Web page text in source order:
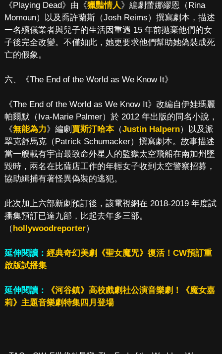
《Playing Dead》由《獵豔情人》編劇蕾娜繆恩（Rina
Momoun）以及喬許蘭斯（Josh Reims）撰寫劇本，描述
一名殯儀業者與兒子的生活因重遇 15 年前拋棄他們的女
子後完全改變。不僅如此，她更要求他們幫助她偽裝成死
亡的假象。
六、《The End of the World as We Know It》
《The End of the World as We Know It》改編自伊娃瑪麗
帕爾默（Iva-Marie Palmer）於 2012 年出版的同名小說，
《無能為力》編劇 賈斯汀哈本（Justin Halpern）以及派
翠克舒馬克（Patrick Schumacker）撰寫劇本。故事描述
當一艘載有宇宙最致命外星人的監獄太空飛船在南加州墜
毀時，兩名在比薩店工作的年輕女子收到太空警察招募，
協助緝捕有著怪異偽裝的逃犯。
此次加上六部新劇預訂後，該電視網在 2018-2019 年度試
播集預訂已達九部，比起去年多三部。
（hollywoodreporter）
延伸閱讀： 經典奇幻美劇《聖女魔咒》復活！CW預訂重
啟版試播集
延伸閱讀：
《河谷鎮》高校戲劇社公演音樂劇！《魔女嘉
莉》主題音樂劇特集四月登場